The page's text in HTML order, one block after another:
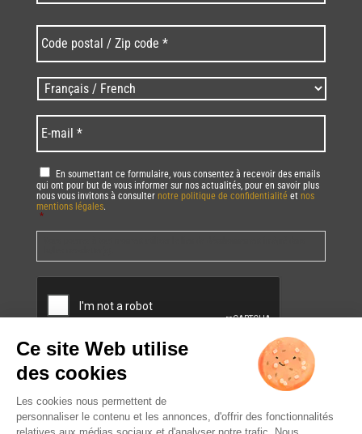
postal
/
Zip
code
* *
Langues
/
Language *
mail *
RGPD *
En soumettant ce formulaire, vous consentez à recevoir des emails
qui ont pour but de vous informer sur nos actualités, pour en savoir plus
nous vous invitons à consulter notre politique de confidentialité et nos
mentions légales.
*